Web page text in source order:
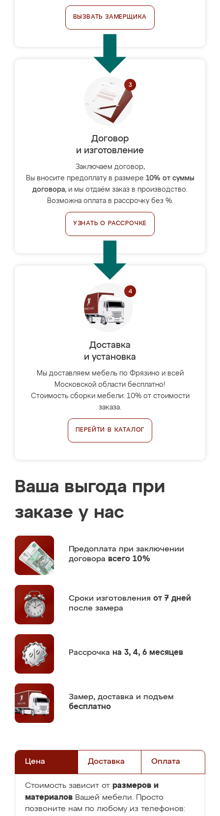
ВЫЗВАТЬ ЗАМЕРЩИКА
Договор
и изготовление
Заключаем договор,
Вы вносите предоплату в размере 10% от суммы
договора, и мы отдаём заказ в производство.
Возможна оплата в рассрочку без %.
УЗНАТЬ О РАССРОЧКЕ
Доставка
и установка
Мы доставляем мебель по Фрязино и всей
Московской области бесплатно!
Стоимость сборки мебели: 10% от стоимости
заказа.
ПЕРЕЙТИ В КАТАЛОГ
Ваша выгода при
заказе у нас
Предоплата при заключении
договора всего 10%
Сроки изготовления от 7 дней
после замера
Рассрочка на 3, 4, 6 месяцев
Замер, доставка и подъем
бесплатно
Цена Доставка Оплата
Стоимость зависит от размеров и
материалов Вашей мебели. Просто
позвоните нам по любому из телефонов: